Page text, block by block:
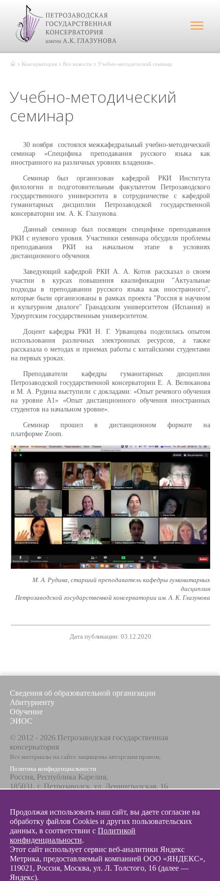
Консерватория Все новости Учебно-методический семинар
Учебно-методический
семинар
30 ноября состоялся межкафедральный учебно-методический
семинар «Специфика преподавания русского языка как
иностранного на различных уровнях владения».
Семинар был организован кафедрой РКИ Института
филологии и подготовительным факультетом Петрозаводского
государственного университета в сотрудничестве с кафедрой
гуманитарных дисциплин Петрозаводской государственной
консерватории им. А. К. Глазунова.
Данный семинар был посвящен специфике преподавания
РКИ с нулевого уровня. Участники семинара обсудили проблемы
преподавания РКИ на начальном этапе в условиях
дистанционного обучения.
Заведующий кафедрой РКИ А. А. Котов рассказал о своем
участии в курсах повышения квалификации "Актуальные
подходы в преподавании русского языка как иностранного",
которые были организованы в рамках проекта "Россия в научном
и культурном диалоге" Гранадским университетом (Испания) и
Удмуртским государственным университетом.
Доцент кафедры РКИ Н. Г. Урванцева поделилась опытом
использования различных электронных ресурсов, а также
рассказала о методах и приемах работы с китайскими студентами
на первых уроках.
Преподаватели кафедры гуманитарных дисциплин
Петрозаводской государственной консерватории Е. А. Великанова
и М. А. Рудина выступили с докладами: «Опыт речевого обучения
на уровне А1» «Опыт дистанционного обучения иностранных
студентов на начальном уровне».
Семинар прошел в дистанционном формате на
платформе Zoom.
М. А. Рудина, старший преподаватель кафедры гуманитарных
дисциплин
Петрозаводской государственной консерватории им. А. К. Глазунова
Дата публикации: 03.12.2020
Сведения об образовательной организации
Абитуриенту
Обучение
ЭИОС
© 2012 - 2026 Петрозаводская государственная
консерватория
Все материалы на сайте защищены авторским правом,
Политика конфиденциальности
Россия, Республика Карелия,
185031, г. Петрозаводск, ул. Ленинградская, 16
+7 8142 67-23-67
Эл. почта
info@glazunovcons.ru
Продолжая использовать наш сайт, вы даете согласие на
обработку файлов Cookies и других пользовательских
данных, в соответствии с Политикой
конфиденциальности.
Этот сайт использует сервис веб-аналитики Яндекс
Метрика, предоставляемый компанией ООО «ЯНДЕКС»,
119021, Россия, Москва, ул. Л. Толстого, 16 (далее —
Яндекс).